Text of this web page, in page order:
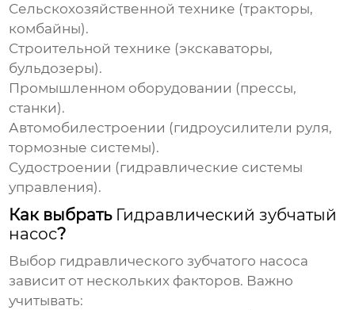
Сельскохозяйственной технике (тракторы,
комбайны).
Строительной технике (экскаваторы,
бульдозеры).
Промышленном оборудовании (прессы,
станки).
Автомобилестроении (гидроусилители руля,
тормозные системы).
Судостроении (гидравлические системы
управления).
Как выбрать Гидравлический зубчатый
насос?
Выбор гидравлического зубчатого насоса
зависит от нескольких факторов. Важно
учитывать: